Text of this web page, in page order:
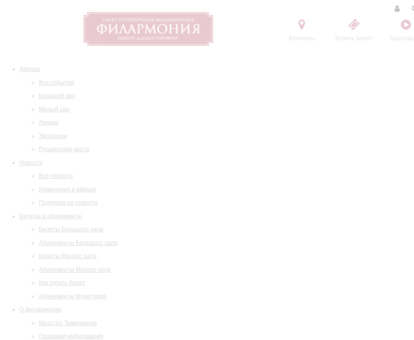
Контакты Купить билет
Афиша
Все события
Большой зал
Малый зал
Лекции
Экскурсии
Пушкинская карта
Новости
Все новости
Изменения в афише
Подписка на новости
Билеты и абонементы
Билеты Большого зала
Абонементы Большого зала
Билеты Малого зала
Абонементы Малого зала
Как купить билет
Абонементы Музитория
О филармонии
Маэстро Темирканов
Правовая информация